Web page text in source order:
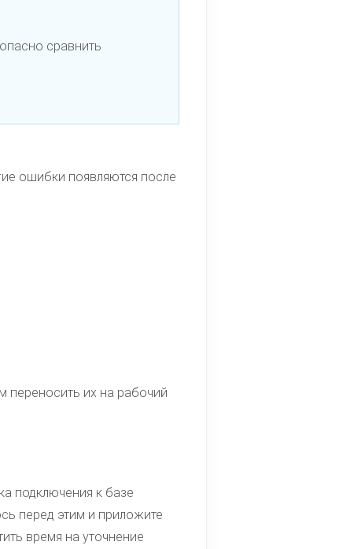
сравнить
ошибки появляются после
переносить их на рабочий
подключения к базе
перед этим и приложите
время на уточнение